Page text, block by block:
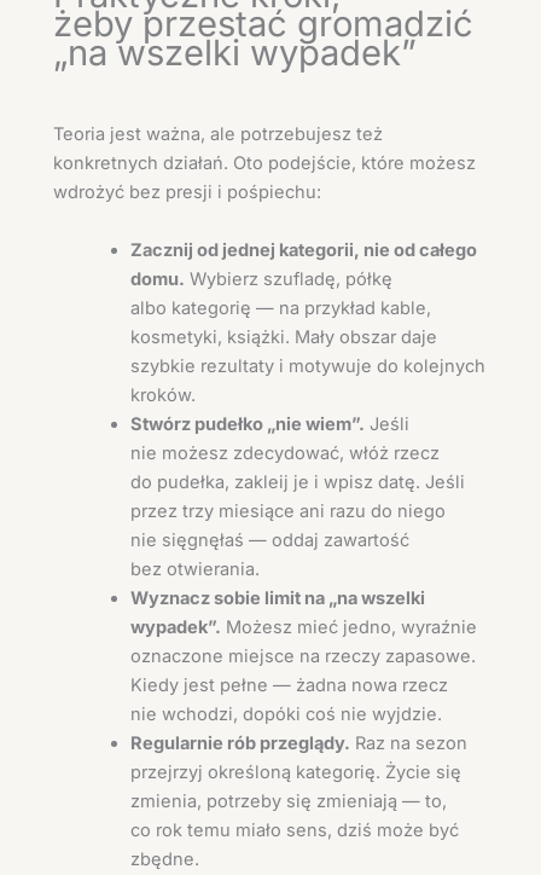
żeby przestać gromadzić
„na wszelki wypadek”
Teoria jest ważna, ale potrzebujesz też
konkretnych działań. Oto podejście, które możesz
wdrożyć bez presji i pośpiechu:
Zacznij od jednej kategorii, nie od całego
domu. Wybierz szufladę, półkę
albo kategorię — na przykład kable,
kosmetyki, książki. Mały obszar daje
szybkie rezultaty i motywuje do kolejnych
kroków.
Stwórz pudełko „nie wiem”. Jeśli
nie możesz zdecydować, włóż rzecz
do pudełka, zakleij je i wpisz datę. Jeśli
przez trzy miesiące ani razu do niego
nie sięgnęłaś — oddaj zawartość
bez otwierania.
Wyznacz sobie limit na „na wszelki
wypadek”. Możesz mieć jedno, wyraźnie
oznaczone miejsce na rzeczy zapasowe.
Kiedy jest pełne — żadna nowa rzecz
nie wchodzi, dopóki coś nie wyjdzie.
Regularnie rób przeglądy. Raz na sezon
przejrzyj określoną kategorię. Życie się
zmienia, potrzeby się zmieniają — to,
co rok temu miało sens, dziś może być
zbędne.